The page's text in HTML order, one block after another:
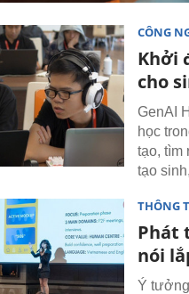
CÔNG
Khởi
cho
GenAI
học
tạo, tìm
tạo
THÔNG
Phát
nói
Ý